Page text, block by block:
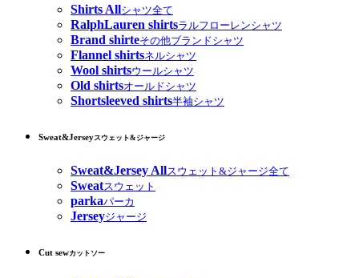
Shirts Allシャツ全て
RalphLauren shirtsラルフローレンシャツ
Brand shirteその他ブランドシャツ
Flannel shirtsネルシャツ
Wool shirtsウールシャツ
Old shirtsオールドシャツ
Shortsleeved shirts半袖シャツ
Sweat&Jerseyスウェット&ジャージ
Sweat&Jersey Allスウェット&ジャージ全て
Sweatスウェット
parkaパーカ
Jerseyジャージ
Cut sewカットソー